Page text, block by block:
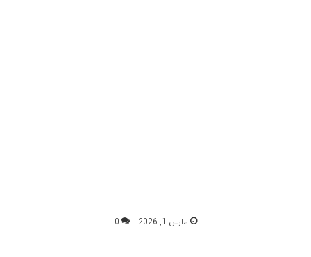
مارس 1, 2026 0